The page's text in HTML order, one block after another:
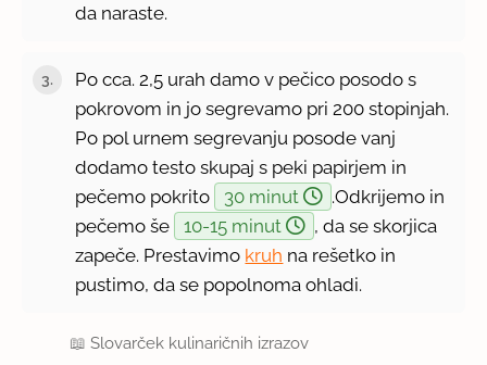
da naraste.
Po cca. 2,5 urah damo v pečico posodo s
pokrovom in jo segrevamo pri 200 stopinjah.
Po pol urnem segrevanju posode vanj
dodamo testo skupaj s peki papirjem in
pečemo pokrito
30 minut
.Odkrijemo in
pečemo še
10-15 minut
, da se skorjica
zapeče. Prestavimo kruh na rešetko in
pustimo, da se popolnoma ohladi.
📖Slovarček kulinaričnih izrazov